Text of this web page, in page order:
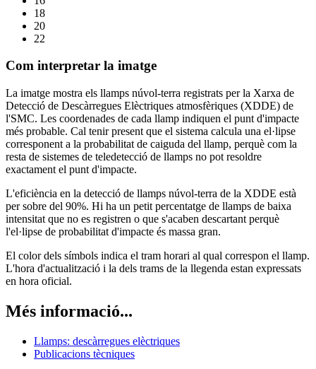
18
20
22
Com interpretar la imatge
La imatge mostra els llamps núvol-terra registrats per la Xarxa de
Detecció de Descàrregues Elèctriques atmosfèriques (XDDE) de
l'SMC. Les coordenades de cada llamp indiquen el punt d'impacte
més probable. Cal tenir present que el sistema calcula una el·lipse
corresponent a la probabilitat de caiguda del llamp, perquè com la
resta de sistemes de teledetecció de llamps no pot resoldre
exactament el punt d'impacte.
L'eficiència en la detecció de llamps núvol-terra de la XDDE està
per sobre del 90%. Hi ha un petit percentatge de llamps de baixa
intensitat que no es registren o que s'acaben descartant perquè
l'el·lipse de probabilitat d'impacte és massa gran.
El color dels símbols indica el tram horari al qual correspon el llamp.
L'hora d'actualització i la dels trams de la llegenda estan expressats
en hora oficial.
Més informació...
Llamps: descàrregues elèctriques
Publicacions tècniques